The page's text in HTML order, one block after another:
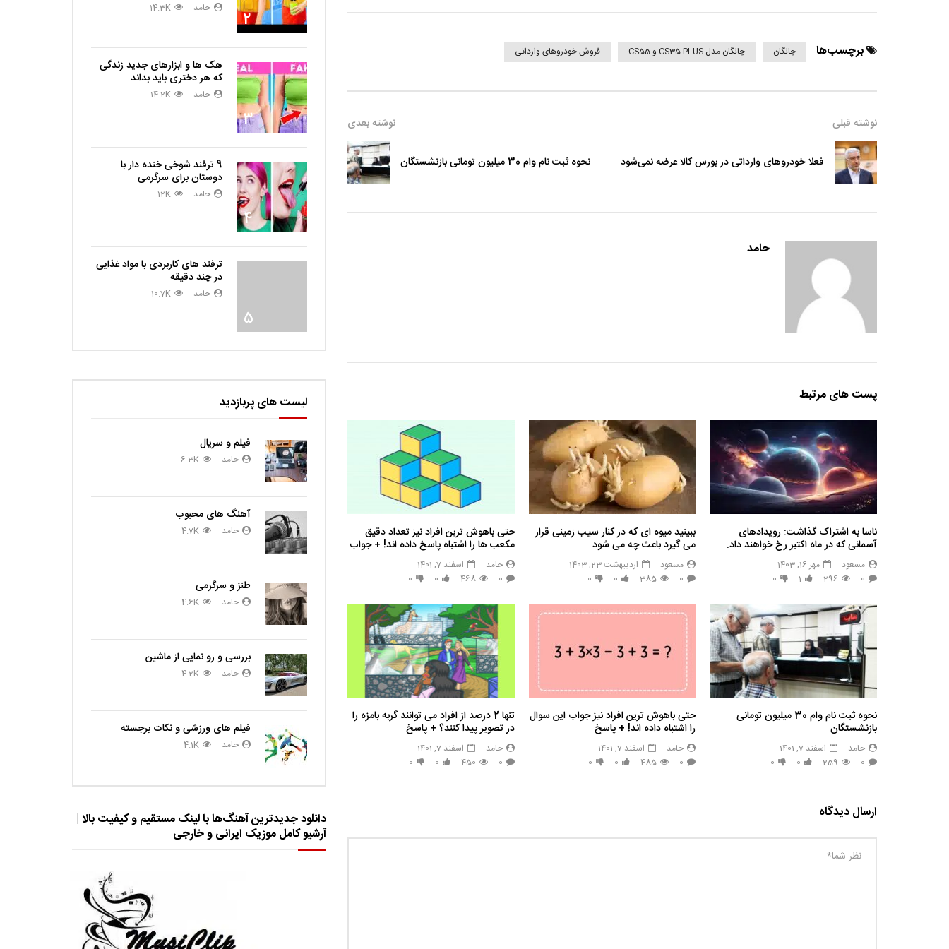
برچسب‌ها چانگان چانگان مدل CS35 PLUS و CS55 فروش خودروهای وارداتی
نوشته قبلی
فعلا خودروهای وارداتی در بورس کالا عرضه نمی‌شود
نوشته بعدی
نحوه ثبت نام وام 30 میلیون تومانی بازنشستگان
حامد
پست های مرتبط
ناسا به اشتراک گذاشت: رویدادهای
آسمانی که در ماه اکتبر رخ خواهند داد.
مسعود
مهر 16, 1403
0
296
1
0
ببینید میوه ای که در کنار سیب زمینی قرار
می گیرد باعث چه می شود…
مسعود
اردیبهشت 23, 1403
0
385
0
0
حتی باهوش ترین افراد نیز تعداد دقیق
مکعب ها را اشتباه پاسخ داده اند! + جواب
حامد
اسفند 7, 1401
0
468
0
0
نحوه ثبت نام وام 30 میلیون تومانی
بازنشستگان
حامد
اسفند 7, 1401
0
259
0
0
حتی باهوش ترین افراد نیز جواب این سوال
را اشتباه داده اند! + پاسخ
حامد
اسفند 7, 1401
0
485
0
0
تنها 2 درصد از افراد می توانند گربه بامزه را
در تصویر پیدا کنند؟ + پاسخ
حامد
اسفند 7, 1401
0
450
0
0
ارسال دیدگاه
2
حامد 14.3K
3
هک ها و ابزارهای جدید زندگی
که هر دختری باید بداند
حامد 14.2K
4
9 ترفند شوخی خنده دار با
دوستان برای سرگرمی
حامد 12K
5
ترفند های کاربردی با مواد غذایی
در چند دقیقه
حامد 10.7K
لیست های پربازدید
فیلم و سریال
حامد 6.3K
آهنگ های محبوب
حامد 4.7K
طنز و سرگرمی
حامد 4.6K
بررسی و رو نمایی از ماشین
حامد 4.2K
فیلم های ورزشی و نکات برجسته
حامد 4.1K
دانلود جدیدترین آهنگ‌ها با لینک مستقیم و کیفیت بالا |
آرشیو کامل موزیک ایرانی و خارجی